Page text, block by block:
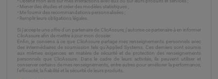
• Mener des études et créer des modèles statistiques ;
• Me fournir des recommandations personnalisées ;
• Remplir leurs obligations légales.
Si j'accepte une offre d'un partenaire de ClicAssure, j'autorise ce partenaire à en informer
ClicAssure afin de mettre à jour mon dossier.
Enfin, je consens à ce que ClicAssure partage mes renseignements personnels avec
des intermédiaires de soumission tels qu’Applied Systems. Ces derniers sont soumis
aux mêmes exigences en matière de sécurité et de protection des renseignements
personnels que ClicAssure. Dans le cadre de leurs activités, ils peuvent utiliser et
conserver certains de mes renseignements, entre autres pour améliorer la performance,
l'efficacité, la fiabilité et la sécurité de leurs produits.